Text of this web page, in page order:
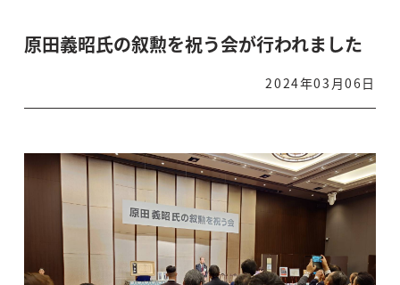
原田義昭氏の叙勲を祝う会が行われました
2024年03月06日